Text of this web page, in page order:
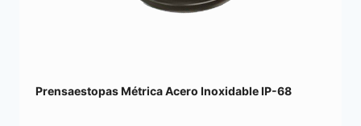
Prensaestopas Métrica Acero Inoxidable IP-68